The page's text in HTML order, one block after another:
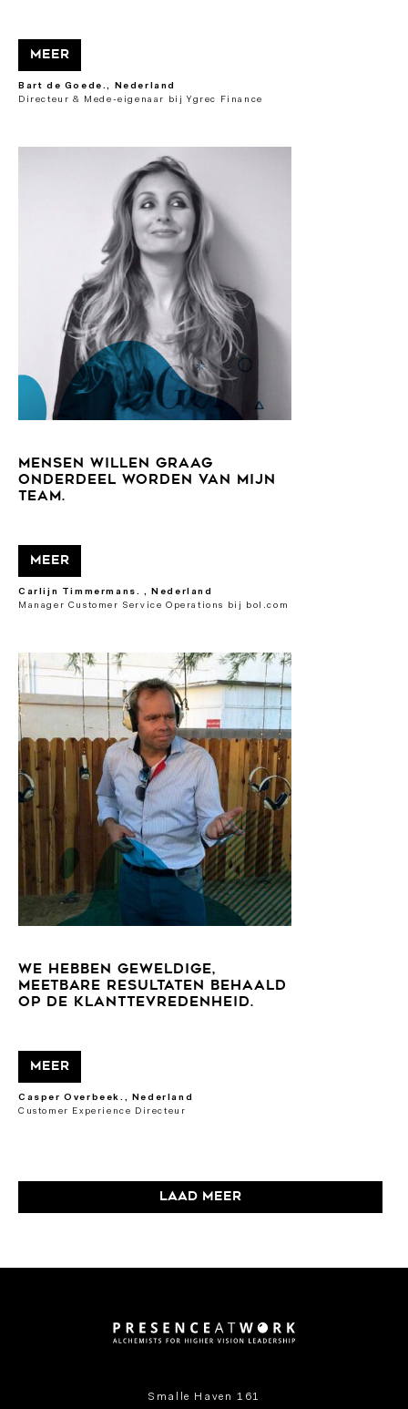
Meer
Bart de Goede., Nederland
Directeur & Mede-eigenaar bij Ygrec Finance
MENSEN WILLEN GRAAG
ONDERDEEL WORDEN VAN MIJN
TEAM.
Meer
Carlijn Timmermans. , Nederland
Manager Customer Service Operations bij bol.com
WE HEBBEN GEWELDIGE,
MEETBARE RESULTATEN BEHAALD
OP DE KLANTTEVREDENHEID.
Meer
Casper Overbeek., Nederland
Customer Experience Directeur
Laad meer
Smalle Haven 161